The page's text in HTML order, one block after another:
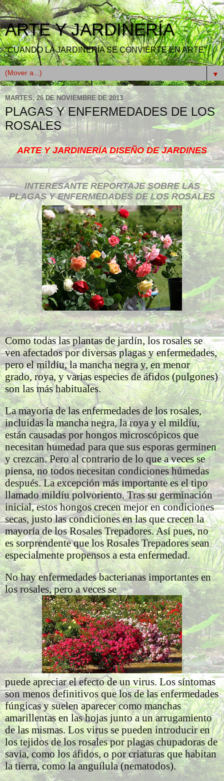
ARTE Y JARDINERÍA
“CUANDO LA JARDINERÍA SE CONVIERTE EN ARTE”
▼
MARTES, 26 DE NOVIEMBRE DE 2013
PLAGAS Y ENFERMEDADES DE LOS
ROSALES
ARTE Y JARDINERÍA DISEÑO DE JARDINES
INTERESANTE REPORTAJE SOBRE LAS
PLAGAS Y ENFERMEDADES DE LOS ROSALES
Como todas las plantas de jardín, los rosales se
ven afectados por diversas plagas y enfermedades,
pero el mildíu, la mancha negra y, en menor
grado, roya, y varias especies de áfidos (pulgones)
son las más habituales.
La mayoría de las enfermedades de los rosales,
incluidas la mancha negra, la roya y el mildíu,
están causadas por hongos microscópicos que
necesitan humedad para que sus esporas germinen
y crezcan. Pero al contrario de lo que a veces se
piensa, no todos necesitan condiciones húmedas
después. La excepción más importante es el tipo
llamado mildíu polvoriento. Tras su germinación
inicial, estos hongos crecen mejor en condiciones
secas, justo las condiciones en las que crecen la
mayoría de los Rosales Trepadores. Así pues, no
es sorprendente que los Rosales Trepadores sean
especialmente propensos a esta enfermedad.
No hay enfermedades bacterianas importantes en
los rosales, pero a veces se
puede apreciar el efecto de un virus. Los síntomas
son menos definitivos que los de las enfermedades
fúngicas y suelen aparecer como manchas
amarillentas en las hojas junto a un arrugamiento
de las mismas. Los virus se pueden introducir en
los tejidos de los rosales por plagas chupadoras de
savia, como los áfidos, o por criaturas que habitan
la tierra, como la anguílula (nematodos).